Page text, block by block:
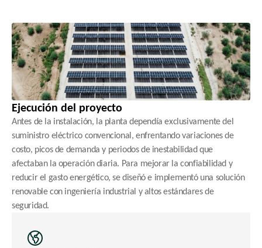
Ejecución del proyecto
Antes de la instalación, la planta dependía exclusivamente del
suministro eléctrico convencional, enfrentando variaciones de
costo, picos de demanda y periodos de inestabilidad que
afectaban la operación diaria. Para mejorar la confiabilidad y
reducir el gasto energético, se diseñó e implementó una solución
renovable con ingeniería industrial y altos estándares de
seguridad.